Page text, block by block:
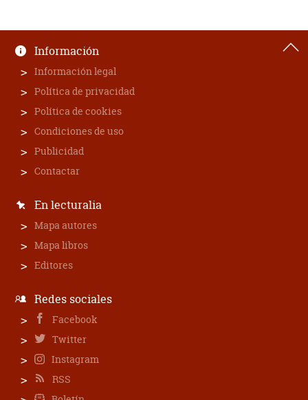
Información
Información legal
Política de privacidad
Política de cookies
Condiciones de uso
Publicidad
Contactar
En lecturalia
Mapa autores
Mapa libros
Editores
Redes sociales
Facebook
Twitter
Instagram
RSS